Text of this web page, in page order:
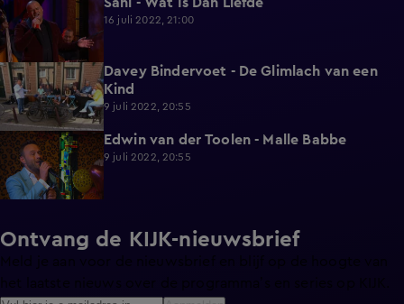
1:44
16 juli 2022, 21:00
1:18
Davey Bindervoet - De Glimlach van een
Kind
9 juli 2022, 20:55
1:33 Edwin van der Toolen - Malle Babbe
9 juli 2022, 20:55
Ontvang de KIJK-nieuwsbrief
Meld je aan voor de nieuwsbrief en blijf op de hoogte van